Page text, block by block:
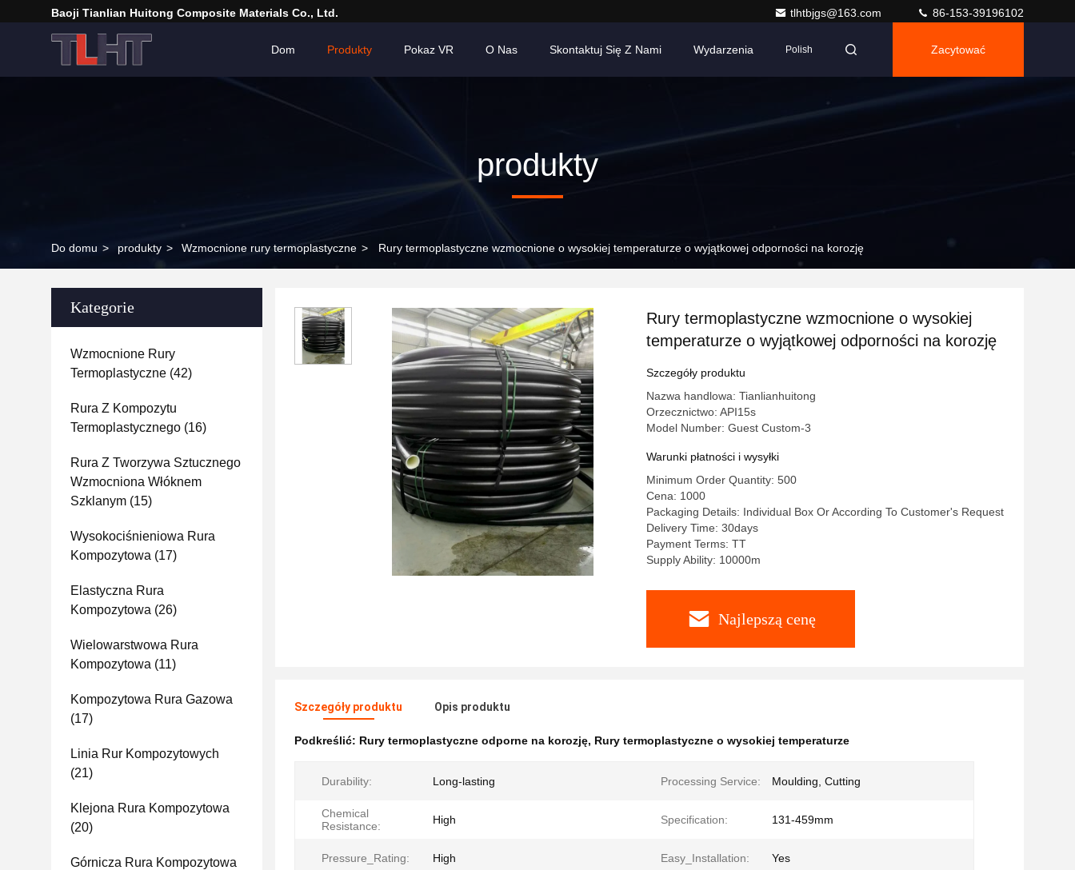
Baoji Tianlian Huitong Composite Materials Co., Ltd. tlhtbjgs@163.com 86-153-39196102
Dom Produkty Pokaz VR O Nas Skontaktuj Się Z Nami Wydarzenia Polish Zacytować
produkty
Do domu > produkty > Wzmocnione rury termoplastyczne > Rury termoplastyczne wzmocnione o wysokiej temperaturze o wyjątkowej odporności na korozję
Kategorie
Wzmocnione Rury
Termoplastyczne (42)
Rura Z Kompozytu
Termoplastycznego (16)
Rura Z Tworzywa Sztucznego
Wzmocniona Włóknem
Szklanym (15)
Wysokociśnieniowa Rura
Kompozytowa (17)
Elastyczna Rura
Kompozytowa (26)
Wielowarstwowa Rura
Kompozytowa (11)
Kompozytowa Rura Gazowa
(17)
Linia Rur Kompozytowych
(21)
Klejona Rura Kompozytowa
(20)
Górnicza Rura Kompozytowa
Rury termoplastyczne wzmocnione o wysokiej
temperaturze o wyjątkowej odporności na korozję
Szczegóły produktu
Nazwa handlowa: Tianlianhuitong
Orzecznictwo: API15s
Model Number: Guest Custom-3
Warunki płatności i wysyłki
Minimum Order Quantity: 500
Cena: 1000
Packaging Details: Individual Box Or According To Customer's Request
Delivery Time: 30days
Payment Terms: TT
Supply Ability: 10000m
Najlepszą cenę
Szczegóły produktu Opis produktu
Podkreślić: Rury termoplastyczne odporne na korozję, Rury termoplastyczne o wysokiej temperaturze
Durability: Long-lasting Processing Service: Moulding, Cutting
Chemical
Resistance:
High Specification: 131-459mm
Pressure_Rating: High Easy_Installation: Yes